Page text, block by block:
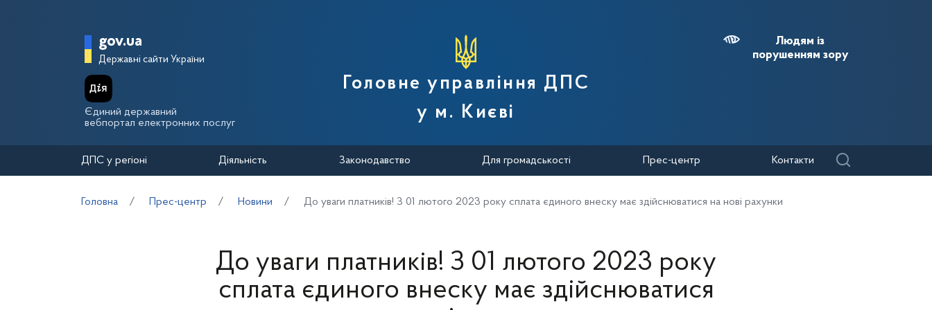
Головна сторінка Державної податкової служби України
gov.ua
Державні сайти України
Єдиний державний
вебпортал електронних послуг
Головне управління ДПС
у м. Києві
Людям із
порушенням зору
ДПС у регіоні Діяльність Законодавство Для громадськості Прес-центр Контакти
Головна Прес-центр Новини До уваги платників! З 01 лютого 2023 року сплата єдиного внеску має здійснюватися на нові рахунки
До уваги платників! З 01 лютого 2023 року
сплата єдиного внеску має здійснюватися